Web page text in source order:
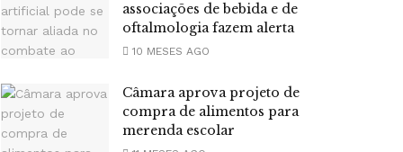
associações de bebida e de
oftalmologia fazem alerta
10 MESES AGO
Câmara aprova projeto de
compra de alimentos para
merenda escolar